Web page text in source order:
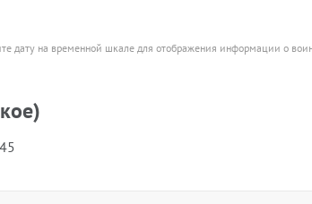
дату на временной шкале для отображения информации о